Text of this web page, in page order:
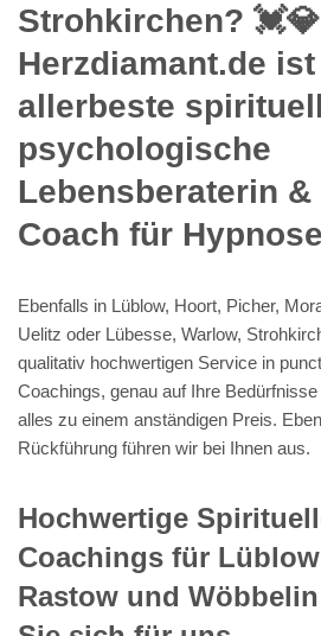
Strohkirchen? 💓️💎
Herzdiamant.de
allerbeste
psychologische
Lebensberaterin &
Coach für
Ebenfalls in Lüblow, Hoort, Picher,
Uelitz oder Lübesse, Warlow,
qualitativ hochwertigen Service in
Coachings, genau auf Ihre
alles zu einem anständigen Preis.
Rückführung führen wir bei Ihnen aus.
Hochwertige
Coachings für
Rastow und